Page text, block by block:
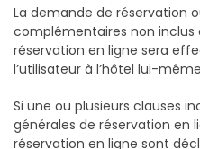
La demande de réservation
complémentaires non inclus
réservation en ligne sera
l’utilisateur à l’hôtel lui-
Si une ou plusieurs clauses
générales de réservation en
réservation en ligne sont